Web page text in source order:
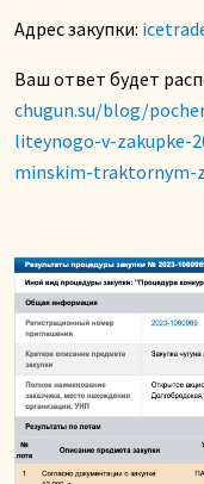
Адрес закупки:
Ваш ответ будет
chugun.su/blog/
liteynogo-v-zakupke-
minskim-traktornym-